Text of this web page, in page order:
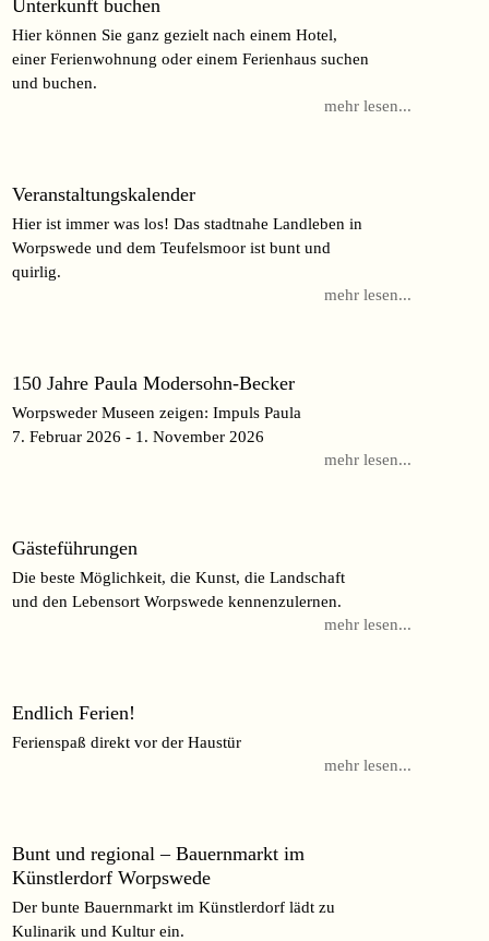
Unterkunft buchen
Hier können Sie ganz gezielt nach einem Hotel,
einer Ferienwohnung oder einem Ferienhaus suchen
und buchen.
mehr lesen...
Veranstaltungskalender
Hier ist immer was los! Das stadtnahe Landleben in
Worpswede und dem Teufelsmoor ist bunt und
quirlig.
mehr lesen...
150 Jahre Paula Modersohn-Becker
Worpsweder Museen zeigen: Impuls Paula
7. Februar 2026 - 1. November 2026
mehr lesen...
Gästeführungen
Die beste Möglichkeit, die Kunst, die Landschaft
und den Lebensort Worpswede kennenzulernen.
mehr lesen...
Endlich Ferien!
Ferienspaß direkt vor der Haustür
mehr lesen...
Bunt und regional – Bauernmarkt im
Künstlerdorf Worpswede
Der bunte Bauernmarkt im Künstlerdorf lädt zu
Kulinarik und Kultur ein.